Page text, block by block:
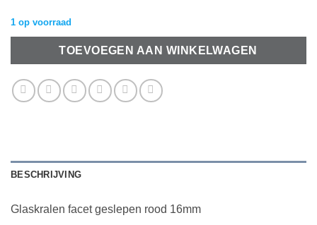
1 op voorraad
TOEVOEGEN AAN WINKELWAGEN
BESCHRIJVING
Glaskralen facet geslepen rood 16mm